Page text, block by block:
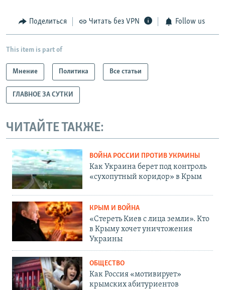
Поделиться Читать без VPN Follow us
This item is part of
Мнение Политика Все статьи
ГЛАВНОЕ ЗА СУТКИ
ЧИТАЙТЕ ТАКЖЕ:
ВОЙНА РОССИИ ПРОТИВ УКРАИНЫ
Как Украина берет под контроль
«сухопутный коридор» в Крым
КРЫМ И ВОЙНА
«Стереть Киев с лица земли». Кто
в Крыму хочет уничтожения
Украины
ОБЩЕСТВО
Как Россия «мотивирует»
крымских абитуриентов